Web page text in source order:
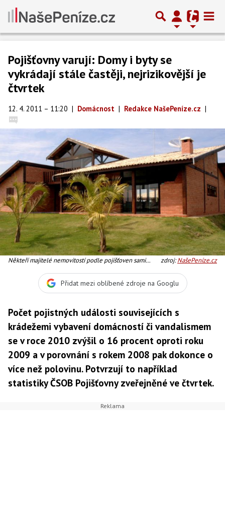
Pojišťovny varují: Domy i byty se
vykrádají stále častěji, nejrizikovější je
čtvrtek
12. 4. 2011 – 11:20 | Domácnost | Redakce NašePeníze.cz |
Někteří majitelé nemovitostí podle pojišťoven sami
chrání, Foto: SXC
zdroj:NašePeníze.cz
Přidat mezi oblíbené zdroje na Googlu
Počet pojistných události souvisejících s
krádežemi vybavení domácností či vandalismem
se v roce 2010 zvýšil o 16 procent oproti roku
2009 a v porovnání s rokem 2008 pak dokonce o
více než polovinu. Potvrzují to například
statistiky ČSOB Pojišťovny zveřejněné ve čtvrtek.